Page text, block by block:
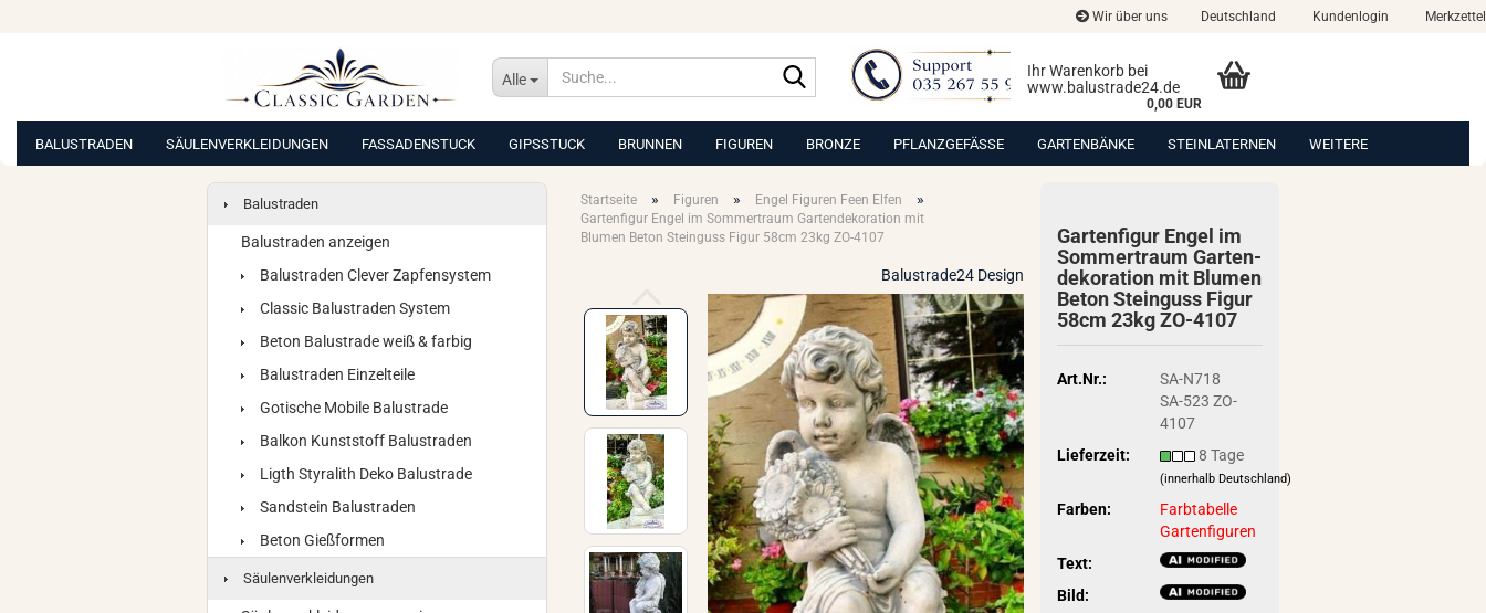
Wir über uns Deutschland Kundenlogin Merkzettel
Alle
Suche...
Ihr Warenkorb bei
www.balustrade24.de
0,00 EUR
BALUSTRADEN SÄULENVERKLEIDUNGEN FASSADENSTUCK GIPSSTUCK BRUNNEN FIGUREN BRONZE PFLANZGEFÄSSE GARTENBÄNKE STEINLATERNEN WEITERE
Startseite » Figuren » Engel Figuren Feen Elfen »
Gartenfigur Engel im Sommertraum Gartendekoration mit
Blumen Beton Steinguss Figur 58cm 23kg ZO-4107
Balustrade24 Design
Gar­ten­fi­gur Engel im
Som­mer­traum Gar­ten­
de­ko­ra­ti­on mit Blu­men
Beton Stein­guss Figur
58cm 23kg ZO-​4107
Art.Nr.:
SA-N718
SA-523 ZO-
4107
Lieferzeit:
8 Tage
(innerhalb Deutschland)
Farben:
Farbtabelle
Gartenfiguren
Text:
Bild:
Balustraden
Balustraden anzeigen
Balustraden Clever Zapfensystem
Classic Balustraden System
Beton Balustrade weiß & farbig
Balustraden Einzelteile
Gotische Mobile Balustrade
Balkon Kunststoff Balustraden
Ligth Styralith Deko Balustrade
Sandstein Balustraden
Beton Gießformen
Säulenverkleidungen